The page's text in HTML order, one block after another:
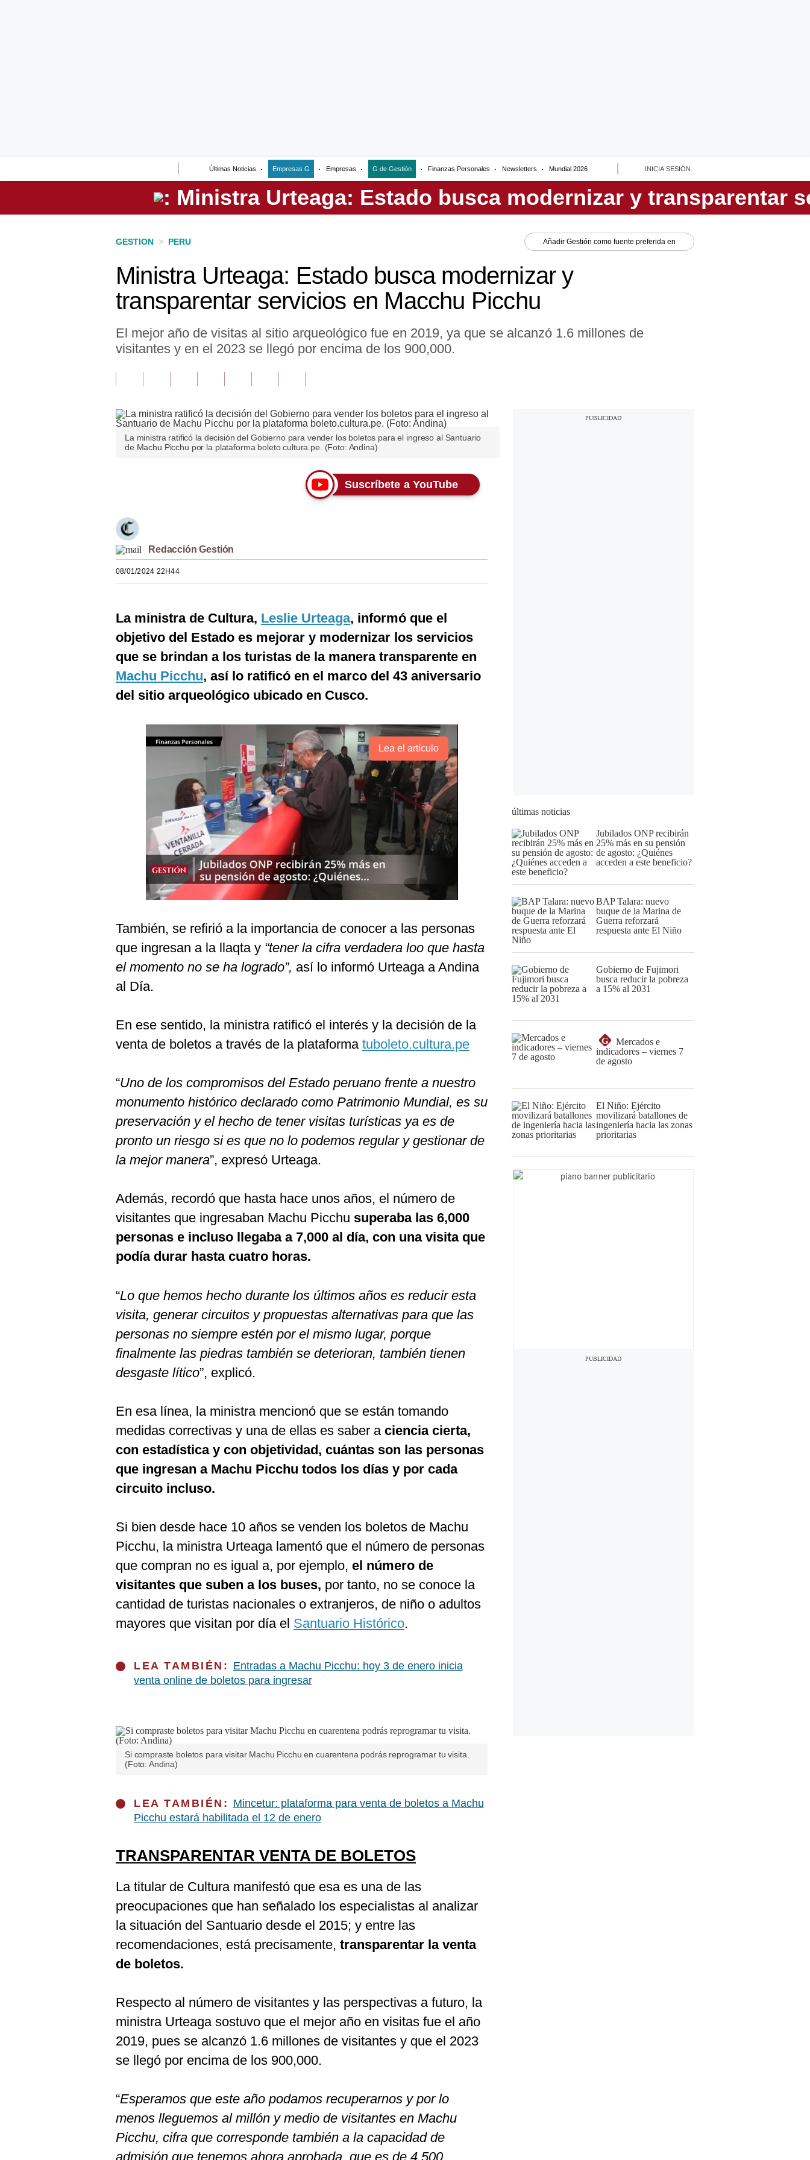
Últimas Noticias Empresas G Empresas G de Gestión Finanzas Personales Newsletters Mundial 2026 INICIA SESIÓN
Perú
GESTION > PERU Añadir Gestión como fuente preferida en
Ministra Urteaga: Estado busca modernizar y
transparentar servicios en Macchu Picchu
El mejor año de visitas al sitio arqueológico fue en 2019, ya que se alcanzó 1.6 millones de
visitantes y en el 2023 se llegó por encima de los 900,000.
La ministra ratificó la decisión del Gobierno para vender los boletos para el ingreso al Santuario
de Machu Picchu por la plataforma boleto.cultura.pe. (Foto: Andina)
Suscríbete a YouTube
Redacción Gestión
08/01/2024 22H44
La ministra de Cultura, Leslie Urteaga, informó que el
objetivo del Estado es mejorar y modernizar los servicios
que se brindan a los turistas de la manera transparente en
Machu Picchu, así lo ratificó en el marco del 43 aniversario
del sitio arqueológico ubicado en Cusco.
Lea el artículo
También, se refirió a la importancia de conocer a las personas
que ingresan a la llaqta y “tener la cifra verdadera loo que hasta
el momento no se ha logrado”, así lo informó Urteaga a Andina
al Día.
En ese sentido, la ministra ratificó el interés y la decisión de la
venta de boletos a través de la plataforma tuboleto.cultura.pe
“Uno de los compromisos del Estado peruano frente a nuestro
monumento histórico declarado como Patrimonio Mundial, es su
preservación y el hecho de tener visitas turísticas ya es de
pronto un riesgo si es que no lo podemos regular y gestionar de
la mejor manera”, expresó Urteaga.
Además, recordó que hasta hace unos años, el número de
visitantes que ingresaban Machu Picchu superaba las 6,000
personas e incluso llegaba a 7,000 al día, con una visita que
podía durar hasta cuatro horas.
“Lo que hemos hecho durante los últimos años es reducir esta
visita, generar circuitos y propuestas alternativas para que las
personas no siempre estén por el mismo lugar, porque
finalmente las piedras también se deterioran, también tienen
desgaste lítico”, explicó.
En esa línea, la ministra mencionó que se están tomando
medidas correctivas y una de ellas es saber aciencia cierta,
con estadística y con objetividad, cuántas son las personas
que ingresan a Machu Picchu todos los días y por cada
circuito incluso.
Si bien desde hace 10 años se venden los boletos de Machu
Picchu, la ministra Urteaga lamentó que el número de personas
que compran no es igual a, por ejemplo, el número de
visitantes que suben a los buses, por tanto, no se conoce la
cantidad de turistas nacionales o extranjeros, de niño o adultos
mayores que visitan por día el Santuario Histórico.
LEA TAMBIÉN: Entradas a Machu Picchu: hoy 3 de enero inicia
venta online de boletos para ingresar
Si compraste boletos para visitar Machu Picchu en cuarentena podrás reprogramar tu visita.
(Foto: Andina)
LEA TAMBIÉN: Mincetur: plataforma para venta de boletos a Machu
Picchu estará habilitada el 12 de enero
TRANSPARENTAR VENTA DE BOLETOS
La titular de Cultura manifestó que esa es una de las
preocupaciones que han señalado los especialistas al analizar
la situación del Santuario desde el 2015; y entre las
recomendaciones, está precisamente, transparentar la venta
de boletos.
Respecto al número de visitantes y las perspectivas a futuro, la
ministra Urteaga sostuvo que el mejor año en visitas fue el año
2019, pues se alcanzó 1.6 millones de visitantes y que el 2023
se llegó por encima de los 900,000.
“Esperamos que este año podamos recuperarnos y por lo
menos lleguemos al millón y medio de visitantes en Machu
Picchu, cifra que corresponde también a la capacidad de
admisión que tenemos ahora aprobada, que es de 4,500
últimas noticias
Jubilados ONP recibirán
25% más en su pensión
de agosto: ¿Quiénes
acceden a este beneficio?
BAP Talara: nuevo
buque de la Marina de
Guerra reforzará
respuesta ante El Niño
Gobierno de Fujimori
busca reducir la pobreza
a 15% al 2031
G
Mercados e
indicadores – viernes 7
de agosto
El Niño: Ejército
movilizará batallones de
ingeniería hacia las zonas
prioritarias